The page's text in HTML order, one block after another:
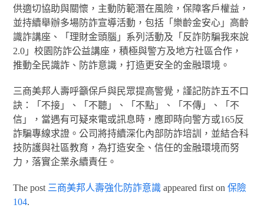
供適切協助與關懷，主動防範潛在風險，保障客戶權益，
並持續舉辦多場防詐宣導活動，包括「樂齡金安心」高齡
識詐講座、「理財金頭腦」系列活動及「反詐防騙我來說
2.0」校園防詐公益講座，積極與警方及地方社區合作，
推動全民識詐、防詐意識，打造更安全的金融環境。
三商美邦人壽呼籲保戶與民眾提高警覺，謹記防詐五不口
訣：「不接」、「不聽」、「不點」、「不傳」、「不
信」，當遇有可疑來電或訊息時，應即時向警方或165反
詐騙專線求證。公司將持續深化內部防詐培訓，並結合科
技防護與社區教育，為打造安全、信任的金融環境而努
力，落實企業永續責任。
The post 三商美邦人壽強化防詐意識 appeared first on保險
104.